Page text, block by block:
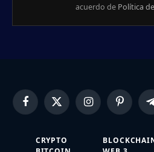
acuerdo de Política
FacebookX
(Twitter)
InstagramPinterest
CRYPTO